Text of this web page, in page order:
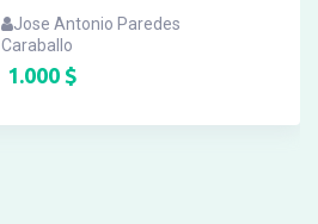
Jose Antonio Paredes
Caraballo
1.000$